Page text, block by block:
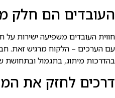
העובדים הם חלק
חווית העובדים משפיעה ישירות על
עם הערכים – הלקוח מרגיש זאת.
בהדרכות מיתוג, בתגמול ובתחושת
דרכים לחזק את